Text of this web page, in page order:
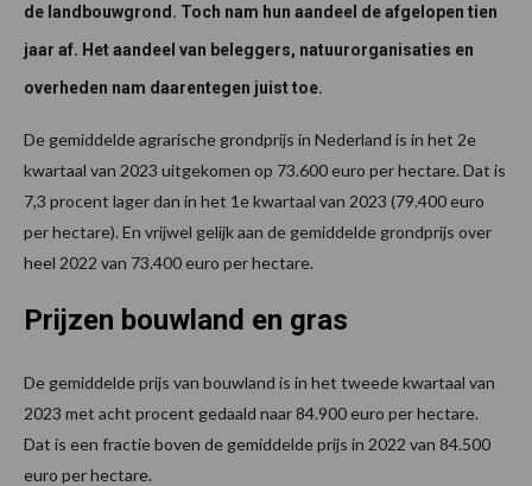
de landbouwgrond. Toch nam hun aandeel de afgelopen tien
jaar af. Het aandeel van beleggers, natuurorganisaties en
overheden nam daarentegen juist toe.
De gemiddelde agrarische grondprijs in Nederland is in het 2e
kwartaal van 2023 uitgekomen op 73.600 euro per hectare. Dat is
7,3 procent lager dan in het 1e kwartaal van 2023 (79.400 euro
per hectare). En vrijwel gelijk aan de gemiddelde grondprijs over
heel 2022 van 73.400 euro per hectare.
Prijzen bouwland en gras
De gemiddelde prijs van bouwland is in het tweede kwartaal van
2023 met acht procent gedaald naar 84.900 euro per hectare.
Dat is een fractie boven de gemiddelde prijs in 2022 van 84.500
euro per hectare.